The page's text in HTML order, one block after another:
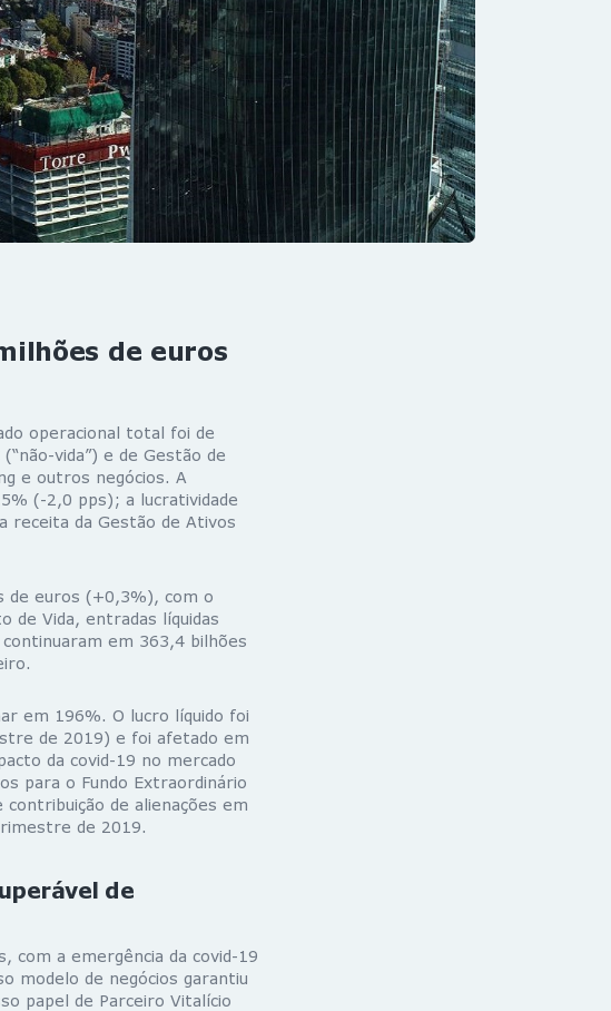
de euros
operacional total foi de
vida”) e de Gestão de
e outros negócios. A
(-2,0 pps); a lucratividade
receita da Gestão de Ativos
de euros (+0,3%), com o
de Vida, entradas líquidas
em 363,4 bilhões
em 196%. O lucro líquido foi
de 2019) e foi afetado em
da covid-19 no mercado
para o Fundo Extraordinário
de alienações em
de 2019.
de
com a emergência da covid-19
modelo de negócios garantiu
papel de Parceiro Vitalício